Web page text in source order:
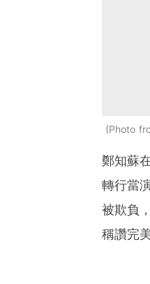
Photo
鄭知蘇
轉行當
被欺負
稱讚完